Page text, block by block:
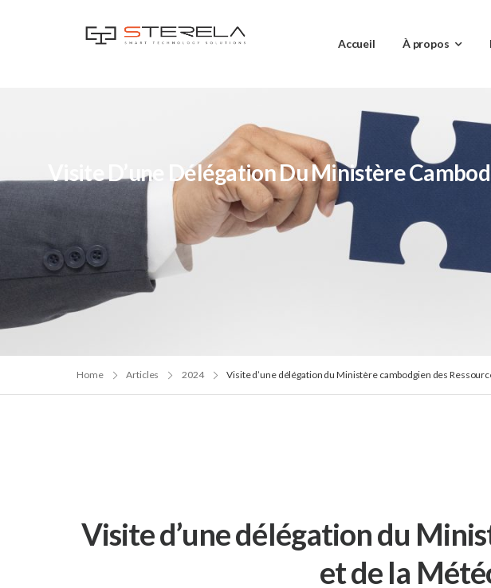
Accueil À propos
Visite D’une Délégation Du Ministère
Home Articles 2024 Visite d’une délégation du Ministère cambodgien des
Visite d’une délégation du
et de la